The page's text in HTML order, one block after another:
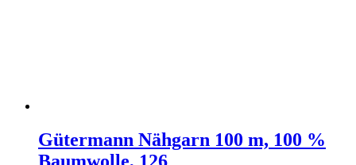
Gütermann Nähgarn 100 m, 100 %